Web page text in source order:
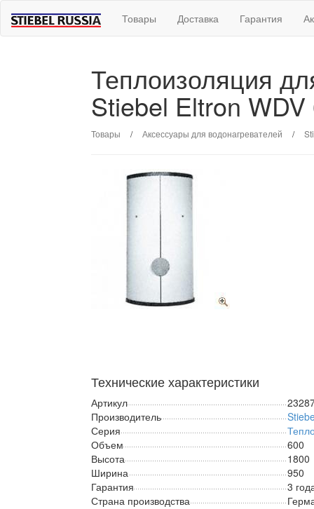
Товары Доставка Гарантия
Теплоизоляция
Stiebel Eltron WDV
Товары / Аксессуары для водонагревателей /
Технические характеристики
Артикул
Производитель
Серия
Объем
600
Высота
1800
Ширина
950
Гарантия
3
Страна производства